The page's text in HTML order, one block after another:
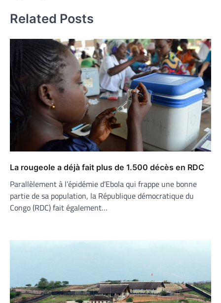
Related Posts
La rougeole a déjà fait plus de 1.500 décès en RDC
Parallèlement à l’épidémie d’Ebola qui frappe une bonne
partie de sa population, la République démocratique du
Congo (RDC) fait également…